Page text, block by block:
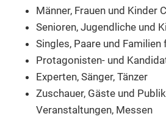
Männer, Frauen und Kinder
Senioren, Jugendliche und
Singles, Paare und
Protagonisten- und
Experten, Sänger, Tänzer
Zuschauer, Gäste und
Veranstaltungen, Messen